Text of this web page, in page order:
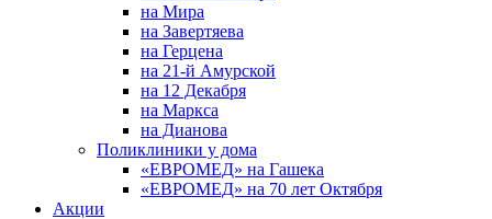
на Мира
на Завертяева
на Герцена
на 21-й Амурской
на 12 Декабря
на Маркса
на Дианова
Поликлиники у дома
«ЕВРОМЕД» на Гашека
«ЕВРОМЕД» на 70 лет Октября
Акции